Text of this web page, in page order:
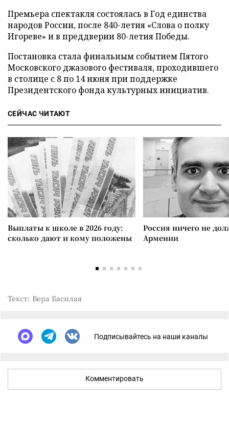
Премьера спектакля состоялась в Год единства
народов России, после 840-летия «Слова о полку
Игореве» и в преддверии 80-летия Победы.
Постановка стала финальным событием Пятого
Московского джазового фестиваля, проходившего
в столице с 8 по 14 июня при поддержке
Президентского фонда культурных инициатив.
СЕЙЧАС ЧИТАЮТ
Выплаты к школе в 2026 году:
сколько дают и кому положены
Россия ничего не
Армении
Текст: Вера Басилая
Подписывайтесь на наши каналы
Комментировать